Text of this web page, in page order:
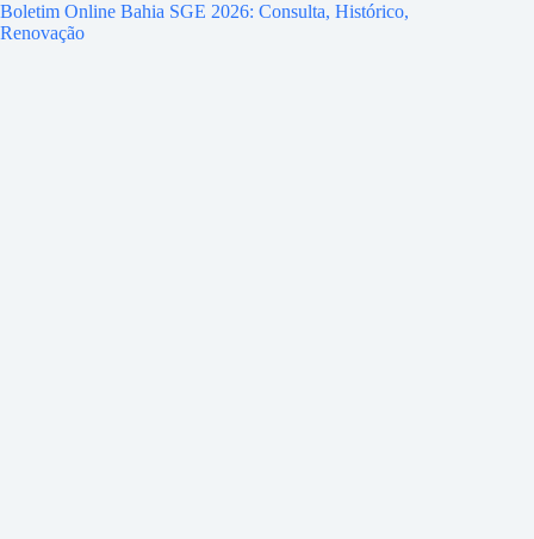
Boletim Online Bahia SGE 2026: Consulta, Histórico,
Renovação